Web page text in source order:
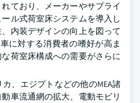
ており、メーカーやサプライ
ル式荷室床システムを導入し
内装デザインの向上を図って
に対する消費者の嗜好が高ま
荷室床構成への需要がさらに
、エジプトなどの他のMEA諸
車流通網の拡大、電動モビリ